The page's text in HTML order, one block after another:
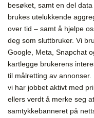
besøket, samt en del
brukes utelukkende
over tid – samt å hjelpe
deg som sluttbruker. Vi
Google, Meta, Snapchat
kartlegge brukerens
til målretting av
vi har jobbet aktivt med
ellers verdt å merke seg
samtykkebanneret på